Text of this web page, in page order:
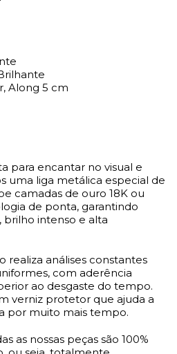
Along 5 cm
para encantar no visual e
uma liga metálica especial de
camadas de ouro 18K ou
de ponta, garantindo
intenso e alta
realiza análises constantes
com aderência
ao desgaste do tempo.
verniz protetor que ajuda a
por muito mais tempo.
as nossas peças são 100%